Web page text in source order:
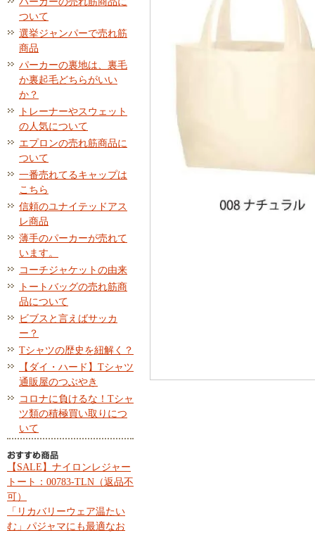
ついて
選挙ジャンパーで売れ筋
商品
パーカーの裏地は、裏毛
か裏起毛どちらがいい
か？
トレーナーやスウェット
の人気について
エプロンの売れ筋商品に
ついて
一番売れてるキャップは
こちら
信頼のユナイテッドアス
レ商品
薄手のパーカーが売れて
います。
コーチジャケットの由来
トートバッグの売れ筋商
品について
ビブスと言えばサッカ
ー？
Tシャツの歴史を紐解く？
【ダイ・ハード】Tシャツ
通販屋のつぶやき
コロナに負けるな！Tシャ
ツ類の積極買い取りにつ
いて
【SALE】ナイロンレジャー
トート：00783-TLN（返品不
可）
「リカバリーウェア温たい
む」パジャマにも最適なお